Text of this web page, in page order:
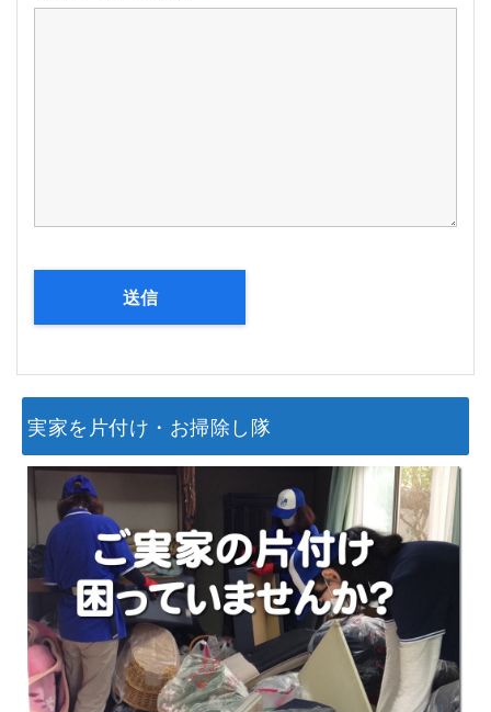
実家を片付け・お掃除し隊